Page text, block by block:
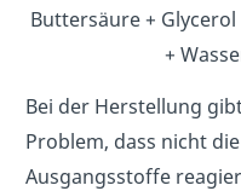
Buttersäure + Glycerol
+
Bei der Herstellung
Problem, dass nicht
Ausgangsstoffe